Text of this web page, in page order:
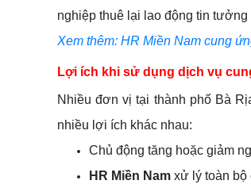
nghiệp thuê lại lao động tin
Xem thêm: HR Miền Nam cung
Lợi ích khi sử dụng dịch vụ
Nhiều đơn vị tại thành phố Bà
nhiều lợi ích khác nhau:
Chủ động tăng hoặc giảm
HR Miền Nam xử lý toàn bộ